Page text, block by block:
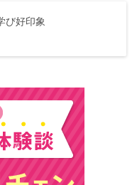
び好印象